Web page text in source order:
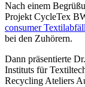
Nach einem
Projekt CycleTex
consumer
bei den Zuhörern.
Dann präsentierte
Instituts für
Recycling Ateliers